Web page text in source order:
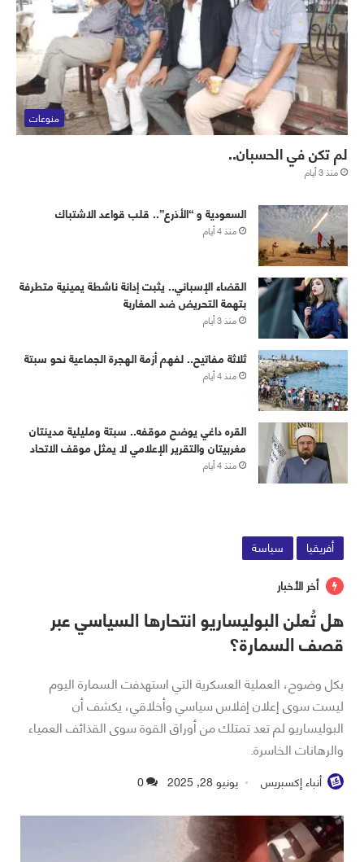
منوعات
لم تكن في الحسبان..
منذ 3 أيام
‏⁧‫السعودية‬⁩ و “الأذرع”.. قلب قواعد الاشتباك
منذ 4 أيام
القضاء الإسباني.. يثبت إدانة ناشطة يمينية متطرفة
بتهمة التحريض ضد المغاربة
منذ 3 أيام
ثلاثة مفاتيح.. لفهم أزمة الهجرة الجماعية نحو سبتة
منذ 4 أيام
القره داغي يوضح موقفه.. سبتة ومليلية مدينتان
مغربيتان والتقرير الإعلامي لا يمثل موقف الاتحاد
منذ 4 أيام